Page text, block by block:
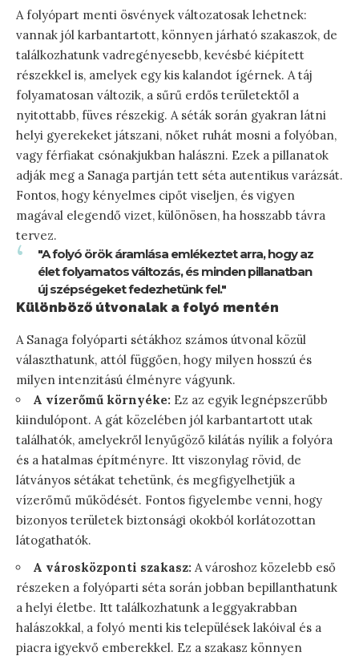
A folyópart menti ösvények változatosak lehetnek:
vannak jól karbantartott, könnyen járható szakaszok, de
találkozhatunk vadregényesebb, kevésbé kiépített
részekkel is, amelyek egy kis kalandot ígérnek. A táj
folyamatosan változik, a sűrű erdős területektől a
nyitottabb, füves részekig. A séták során gyakran látni
helyi gyerekeket játszani, nőket ruhát mosni a folyóban,
vagy férfiakat csónakjukban halászni. Ezek a pillanatok
adják meg a Sanaga partján tett séta autentikus varázsát.
Fontos, hogy kényelmes cipőt viseljen, és vigyen
magával elegendő vizet, különösen, ha hosszabb távra
tervez.
"A folyó örök áramlása emlékeztet arra, hogy az
élet folyamatos változás, és minden pillanatban
új szépségeket fedezhetünk fel."
Különböző útvonalak a folyó mentén
A Sanaga folyóparti sétákhoz számos útvonal közül
választhatunk, attól függően, hogy milyen hosszú és
milyen intenzitású élményre vágyunk.
A vízerőmű környéke: Ez az egyik legnépszerűbb
kiindulópont. A gát közelében jól karbantartott utak
találhatók, amelyekről lenyűgöző kilátás nyílik a folyóra
és a hatalmas építményre. Itt viszonylag rövid, de
látványos sétákat tehetünk, és megfigyelhetjük a
vízerőmű működését. Fontos figyelembe venni, hogy
bizonyos területek biztonsági okokból korlátozottan
látogathatók.
A városközponti szakasz: A városhoz közelebb eső
részeken a folyóparti séta során jobban bepillanthatunk
a helyi életbe. Itt találkozhatunk a leggyakrabban
halászokkal, a folyó menti kis települések lakóival és a
piacra igyekvő emberekkel. Ez a szakasz könnyen